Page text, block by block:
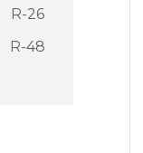
R-26
R-48